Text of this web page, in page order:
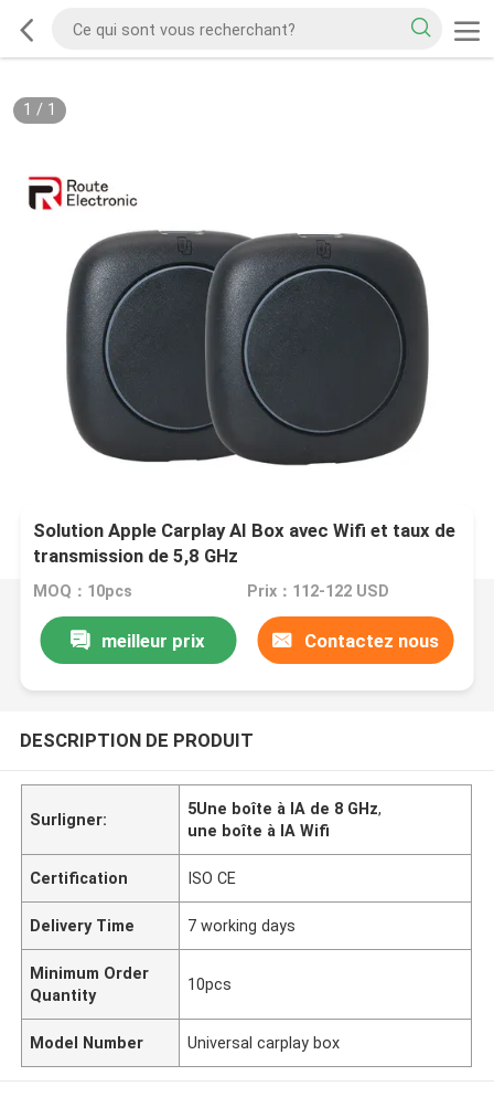
1 / 1
Solution Apple Carplay AI Box avec Wifi et taux de
transmission de 5,8 GHz
MOQ：10pcs Prix：112-122 USD
meilleur prix Contactez nous
DESCRIPTION DE PRODUIT
Surligner:
5Une boîte à IA de 8 GHz,
une boîte à IA Wifi
Certification ISO CE
Delivery Time 7 working days
Minimum Order
Quantity
10pcs
Model Number Universal carplay box